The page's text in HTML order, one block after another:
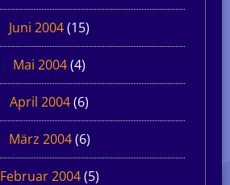
Juni 2004(15)
Mai 2004(4)
April 2004(6)
März 2004(6)
Februar 2004(5)